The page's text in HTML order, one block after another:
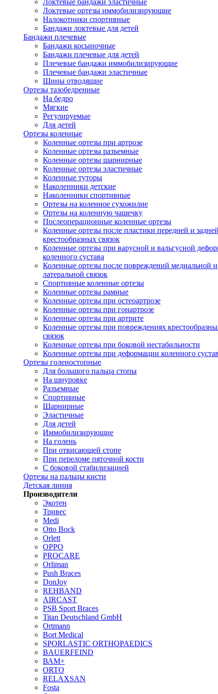
Локтевые бандажи эластичные
Локтевые ортезы иммобилизирующие
Налокотники спортивные
Бандажи локтевые для детей
Бандажи плечевые
Бандажи косыночные
Бандажи плечевые для детей
Плечевые бандажи иммобилизирующие
Плечевые бандажи эластичные
Шины отводящие
Ортезы тазобедренные
На бедро
Мягкие
Регулируемые
Для детей
Ортезы коленные
Коленные ортезы при артрозе
Коленные ортезы разъемные
Коленные ортезы шарнирные
Коленные ортезы эластичные
Коленные туторы
Наколенники детские
Наколенники спортивные
Ортезы на коленное сухожилие
Ортезы на коленную чашечку
Послеоперационные коленные ортезы
Коленные ортезы после пластики передней и
крестообразных связок
Коленные ортезы при варусной и вальгусной
коленного сустава
Коленные ортезы после повреждений медиальной и
латеральной связок
Спортивные коленные ортезы
Коленные ортезы рамные
Коленные ортезы при остеоартрозе
Коленные ортезы при гонартрозе
Коленные ортезы при артрите
Коленные ортезы при повреждениях
связок
Коленные ортезы при боковой нестабильности
Коленные ортезы при деформации коленного
Ортезы голеностопные
Для большого пальца стопы
На шнуровке
Разъемные
Спортивные
Шарнирные
Эластичные
Для детей
Иммобилизирующие
На голень
При отвисающей стопе
При переломе пяточной кости
С боковой стабилизацией
Ортезы на пальцы кисти
Детская линия
Производители
Экотен
Тривес
Medi
Otto Bock
Orlett
OPPO
PROCARE
Orliman
Push Braces
DonJoy
REHBAND
AIRCAST
PSB Sport Braces
Titan Deutschland GmbH
Ortmann
Bort Medical
SPORLASTIC ORTHOPAEDICS
BAUERFEIND
ВАМ+
ORTO
RELAXSAN
Fosta